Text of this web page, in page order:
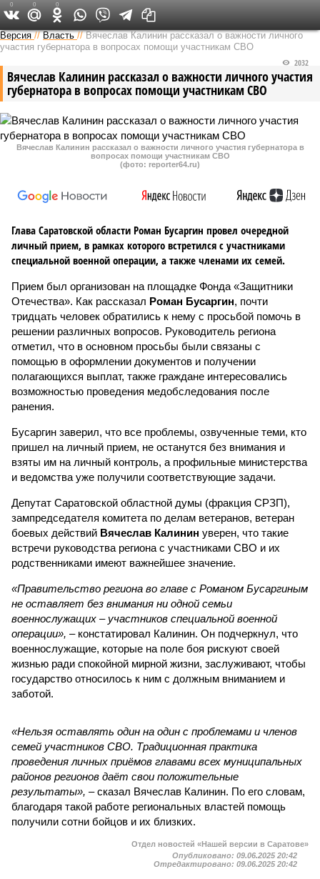
Версия в Саратове
Версия //Власть //Вячеслав Калинин рассказал о важности личного
участия губернатора в вопросах помощи участникам СВО
Вячеслав Калинин рассказал о важности личного участия
губернатора в вопросах помощи участникам СВО
2032
Вячеслав Калинин рассказал о важности личного участия губернатора в
вопросах помощи участникам СВО
(фото: reporter64.ru)
Глава Саратовской области Роман Бусаргин провел очередной
личный прием, в рамках которого встретился с участниками
специальной военной операции, а также членами их семей.
Прием был организован на площадке Фонда «Защитники
Отечества». Как рассказал Роман Бусаргин, почти
тридцать человек обратились к нему с просьбой помочь в
решении различных вопросов. Руководитель региона
отметил, что в основном просьбы были связаны с
помощью в оформлении документов и получении
полагающихся выплат, также граждане интересовались
возможностью проведения медобследования после
ранения.
Бусаргин заверил, что все проблемы, озвученные теми, кто
пришел на личный прием, не останутся без внимания и
взяты им на личный контроль, а профильные министерства
и ведомства уже получили соответствующие задачи.
Депутат Саратовской областной думы (фракция СРЗП),
зампредседателя комитета по делам ветеранов, ветеран
боевых действий Вячеслав Калинин уверен, что такие
встречи руководства региона с участниками СВО и их
родственниками имеют важнейшее значение.
«Правительство региона во главе с Романом Бусаргиным
не оставляет без внимания ни одной семьи
военнослужащих – участников специальной военной
операции», – констатировал Калинин. Он подчеркнул, что
военнослужащие, которые на поле боя рискуют своей
жизнью ради спокойной мирной жизни, заслуживают, чтобы
государство относилось к ним с должным вниманием и
заботой.
«Нельзя оставлять один на один с проблемами и членов
семей участников СВО. Традиционная практика
проведения личных приёмов главами всех муниципальных
районов регионов даёт свои положительные
результаты», – сказал Вячеслав Калинин. По его словам,
благодаря такой работе региональных властей помощь
получили сотни бойцов и их близких.
0 0 0
Отдел новостей «Нашей версии в Саратове»
Опубликовано: 09.06.2025 20:42
Отредактировано: 09.06.2025 20:42